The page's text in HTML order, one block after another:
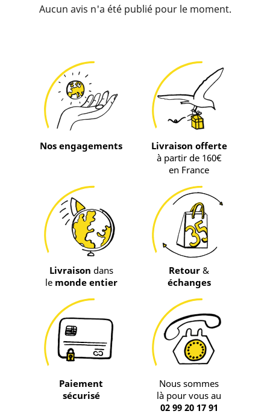
Aucun avis n'a été publié pour le moment.
Nos engagements
Livraison offerte
à partir de 160€
en France
Livraison dans
lemonde entier
Retour &
échanges
Paiement
sécurisé
Nous sommes
là pour vous au
02 99 20 17 91